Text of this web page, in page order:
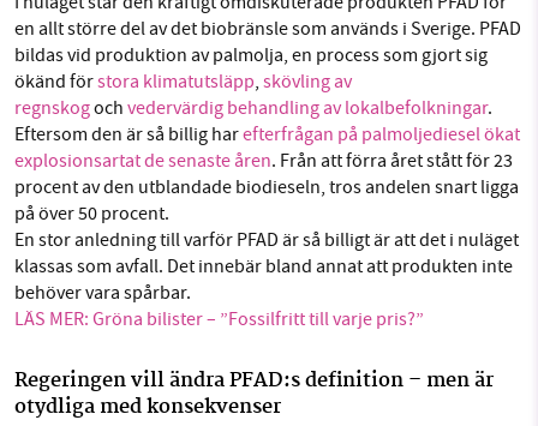
en allt större del av det biobränsle som används i Sverige. PFAD
bildas vid produktion av palmolja, en process som gjort sig
ökänd förstora klimatutsläpp, skövling av
regnskogoch vedervärdig behandling av lokalbefolkningar.
Eftersom den är så billig harefterfrågan på palmoljediesel ökat
explosionsartat de senaste åren. Från att förra året stått för 23
procent av den utblandade biodieseln, tros andelen snart ligga
på över 50 procent.
En stor anledning till varför PFAD är så billigt är att det i nuläget
klassas som avfall. Det innebär bland annat att produkten inte
behöver vara spårbar.
LÄS MER: Gröna bilister – ”Fossilfritt till varje pris?”
Regeringen vill ändra PFAD:s definition – men är
otydliga med konsekvenser
vill hjälpa oss.
Stötta vårt arbete genom att swisha en slant till
1231368703
Läs vad vi vill göra